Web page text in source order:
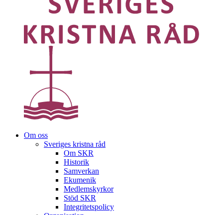
Om oss
Sveriges kristna råd
Om SKR
Historik
Samverkan
Ekumenik
Medlemskyrkor
Stöd SKR
Integritetspolicy